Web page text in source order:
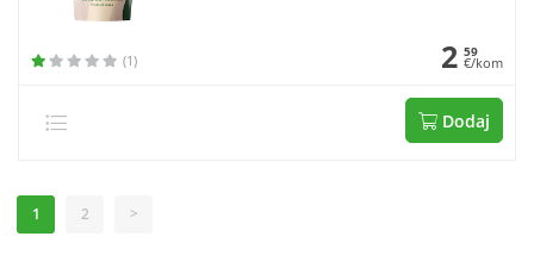
(1) 2 59
€/kom
Dodaj
1 2 >